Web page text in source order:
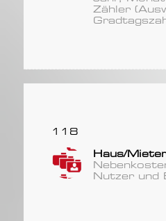
Zähler
118
Haus/
Nutzer und